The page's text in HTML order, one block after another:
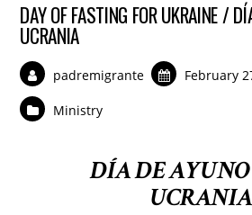
DAY OF FASTING FOR UKRAINE /
UCRANIA
padremigrante February
Ministry
DÍA DE
UCRANIA